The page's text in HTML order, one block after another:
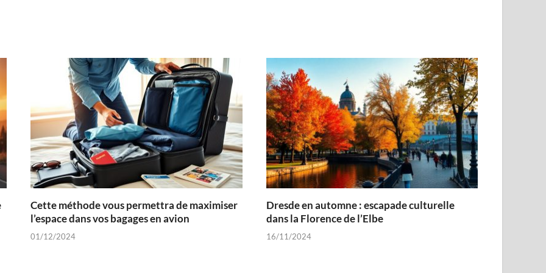
Cette méthode vous permettra de maximiser
l’espace dans vos bagages en avion
01/12/2024
Dresde en automne : escapade culturelle
dans la Florence de l’Elbe
16/11/2024